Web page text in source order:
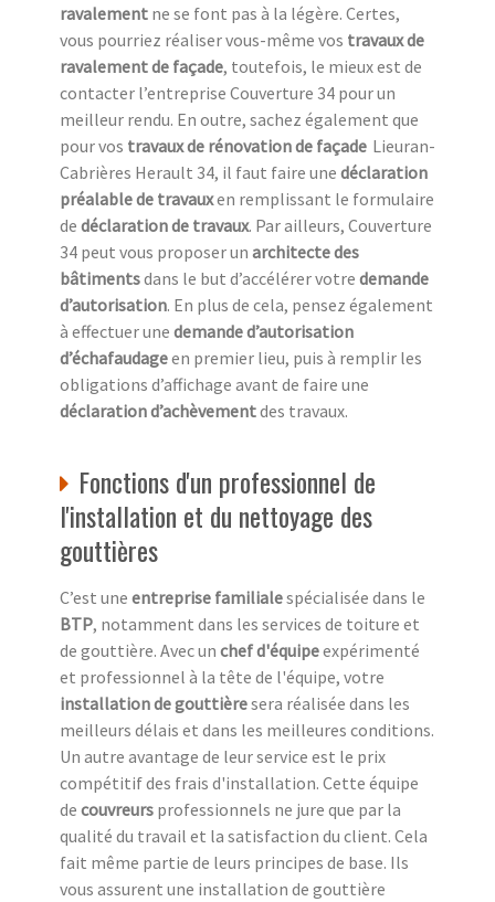
ravalement ne se font pas à la légère. Certes,
vous pourriez réaliser vous-même vos travaux de
ravalement de façade, toutefois, le mieux est de
contacter l’entreprise Couverture 34 pour un
meilleur rendu. En outre, sachez également que
pour vos travaux de rénovation de façade Lieuran-
Cabrières Herault 34, il faut faire une déclaration
préalable de travauxen remplissant le formulaire
de déclaration de travaux. Par ailleurs, Couverture
34 peut vous proposer un architecte des
bâtimentsdans le but d’accélérer votre demande
d’autorisation. En plus de cela, pensez également
à effectuer une demande d’autorisation
d’échafaudageen premier lieu, puis à remplir les
obligations d’affichage avant de faire une
déclaration d’achèvementdes travaux.
Fonctions d'un professionnel de
l'installation et du nettoyage des
gouttières
C’est une entreprise familialespécialisée dans le
BTP, notamment dans les services de toiture et
de gouttière. Avec un chef d'équipeexpérimenté
et professionnel à la tête de l'équipe, votre
installation de gouttièresera réalisée dans les
meilleurs délais et dans les meilleures conditions.
Un autre avantage de leur service est le prix
compétitif des frais d'installation. Cette équipe
de couvreurs professionnels ne jure que par la
qualité du travail et la satisfaction du client. Cela
fait même partie de leurs principes de base. Ils
vous assurent une installation de gouttière